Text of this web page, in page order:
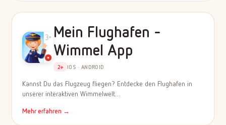
Mein Flughafen -
Wimmel App
2+ IOS · ANDROID
Kannst Du das Flugzeug fliegen? Entdecke den Flughafen in
unserer interaktiven Wimmelwelt…
Mehr erfahren →